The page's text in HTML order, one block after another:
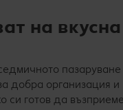
на
пазаруване
добра организация и
си готов да